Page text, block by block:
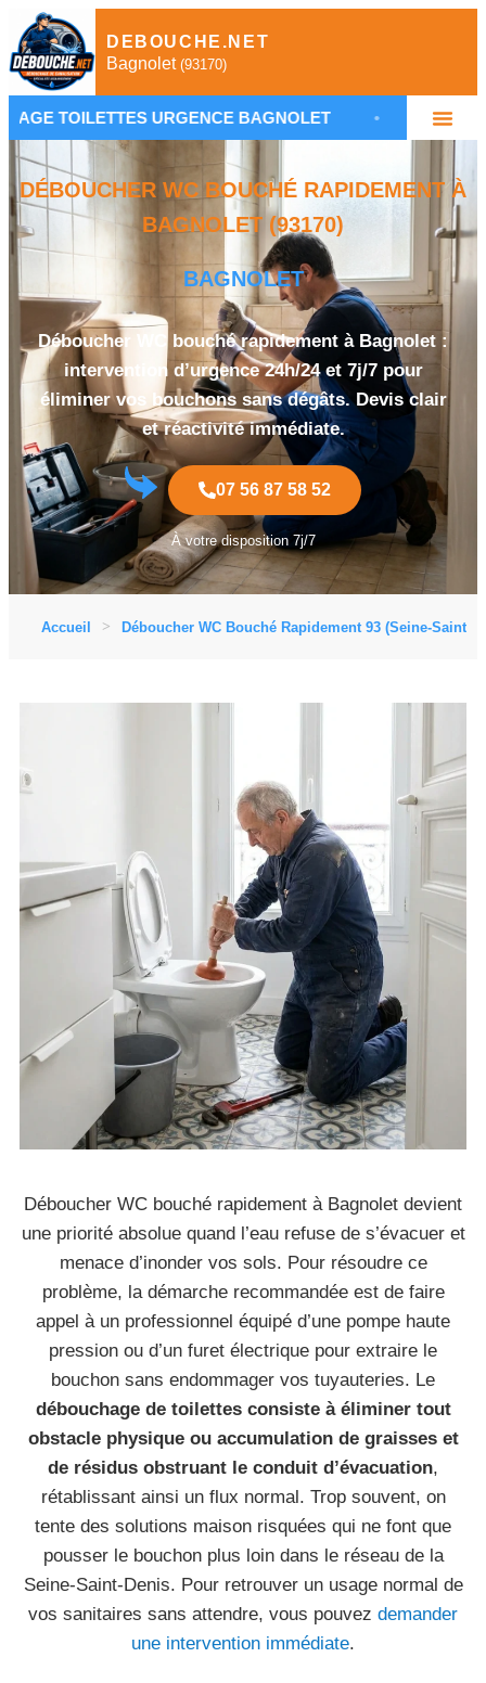
DEBOUCHE.NET
Bagnolet (93170)
URGENCE BAGNOLET • PLOMBIER
DÉBOUCHER WC BOUCHÉ RAPIDEMENT À
BAGNOLET (93170)
BAGNOLET
Déboucher WC bouché rapidement à Bagnolet :
intervention d’urgence 24h/24 et 7j/7 pour
éliminer vos bouchons sans dégâts. Devis clair
et réactivité immédiate.
07 56 87 58 52
À votre disposition 7j/7
Accueil Déboucher WC Bouché Rapidement 93 (Seine-Saint-
Déboucher WC bouché rapidement à Bagnolet devient
une priorité absolue quand l’eau refuse de s’évacuer et
menace d’inonder vos sols. Pour résoudre ce
problème, la démarche recommandée est de faire
appel à un professionnel équipé d’une pompe haute
pression ou d’un furet électrique pour extraire le
bouchon sans endommager vos tuyauteries. Le
débouchage de toilettes consiste à éliminer tout
obstacle physique ou accumulation de graisses et
de résidus obstruant le conduit d’évacuation,
rétablissant ainsi un flux normal. Trop souvent, on
tente des solutions maison risquées qui ne font que
pousser le bouchon plus loin dans le réseau de la
Seine-Saint-Denis. Pour retrouver un usage normal de
vos sanitaires sans attendre, vous pouvez demander
une intervention immédiate.